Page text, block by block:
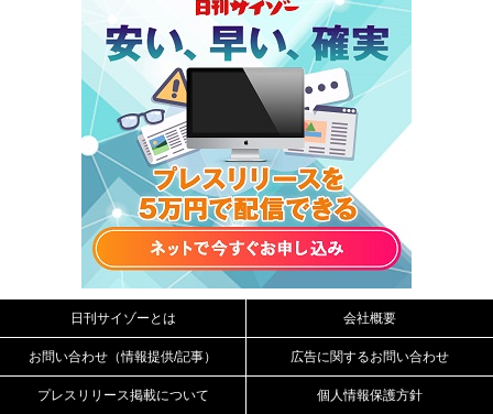
日刊サイゾーとは 会社概要
お問い合わせ（情報提供/記事） 広告に関するお問い合わせ
プレスリリース掲載について 個人情報保護方針